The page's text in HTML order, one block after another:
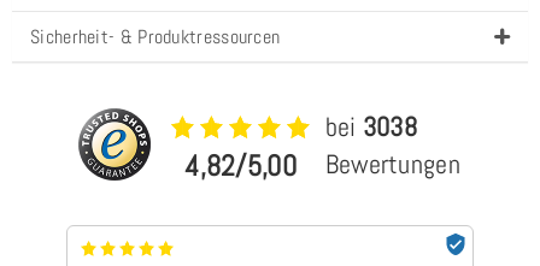
Sicherheit- & Produktressourcen
4,82/5,00
bei 3038
Bewertungen